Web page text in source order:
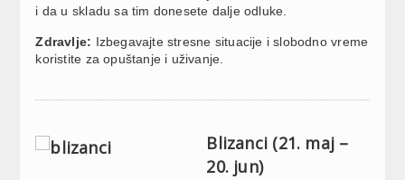
i da u skladu sa tim donesete dalje odluke.
Zdravlje: Izbegavajte stresne situacije i slobodno vreme
koristite za opuštanje i uživanje.
Blizanci (21. maj –
20. jun)